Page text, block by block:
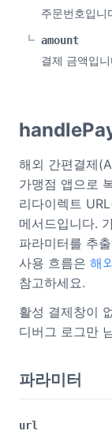
주문번호입니
amount
결제 금액입
해외 간편결제
가맹점 앱으로
리다이렉트
메서드입니다.
파라미터를 추
사용 흐름은 해
참고하세요.
활성 결제창이
디버그 로그만
파라미터
url